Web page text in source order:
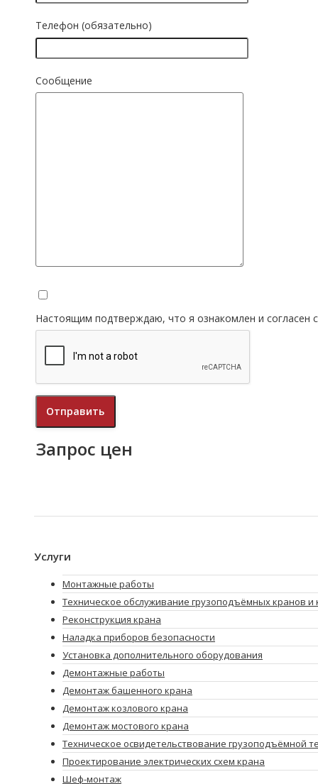
Телефон (обязательно)
Сообщение
Настоящим подтверждаю, что я ознакомлен и согласен
Запрос цен
Услуги
Монтажные работы
Техническое обслуживание грузоподъёмных кранов и
Реконструкция крана
Наладка приборов безопасности
Установка дополнительного оборудования
Демонтажные работы
Демонтаж башенного крана
Демонтаж козлового крана
Демонтаж мостового крана
Техническое освидетельствование грузоподъёмной
Проектирование электрических схем крана
Шеф-монтаж